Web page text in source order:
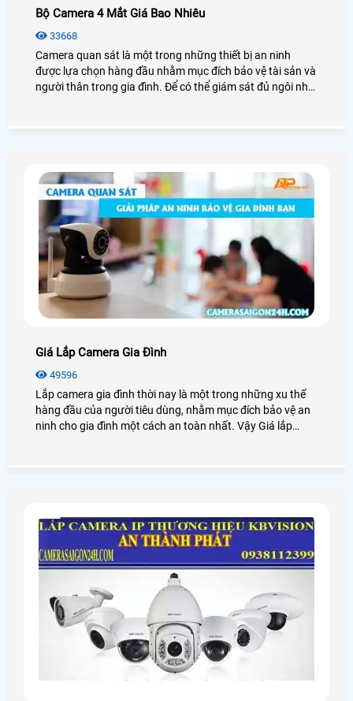
Bộ Camera 4 Mắt Giá Bao Nhiêu
33668
Camera quan sát là một trong những thiết bị an ninh
được lựa chọn hàng đầu nhằm mục đích bảo vệ tài sản và
người thân trong gia đình. Để có thể giám sát đủ ngôi nhà
Giá Lắp Camera Gia Đình
49596
Lắp camera gia đình thời nay là một trong những xu thế
hàng đầu của người tiêu dùng, nhằm mục đích bảo vệ an
ninh cho gia đình một cách an toàn nhất. Vậy Giá lắp